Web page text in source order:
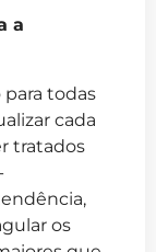
a
todas
cada
tratados
os